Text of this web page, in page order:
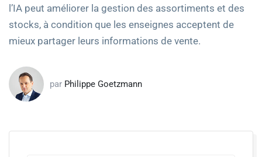
l’IA peut améliorer la gestion des assortiments et des
stocks, à condition que les enseignes acceptent de
mieux partager leurs informations de vente.
par Philippe Goetzmann